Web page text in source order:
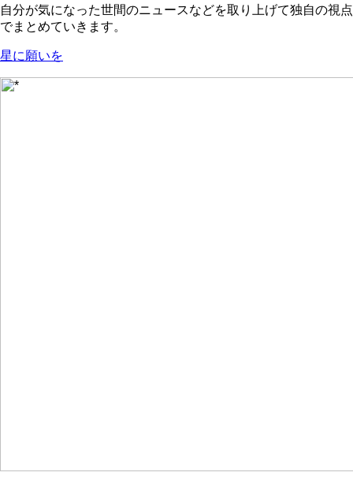
自分が気になった世間のニュースなどを取り上げて独自の視点
でまとめていきます。
星に願いを